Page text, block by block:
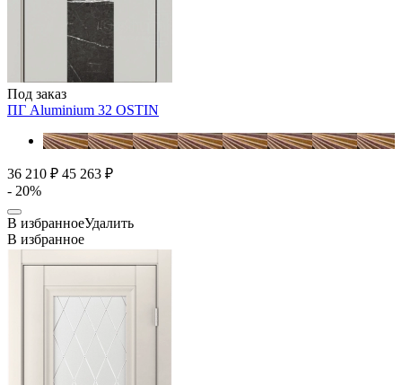
Под заказ
ПГ Aluminium 32 OSTIN
36 210 ₽ 45 263 ₽
- 20%
В избранноеУдалить
В избранное